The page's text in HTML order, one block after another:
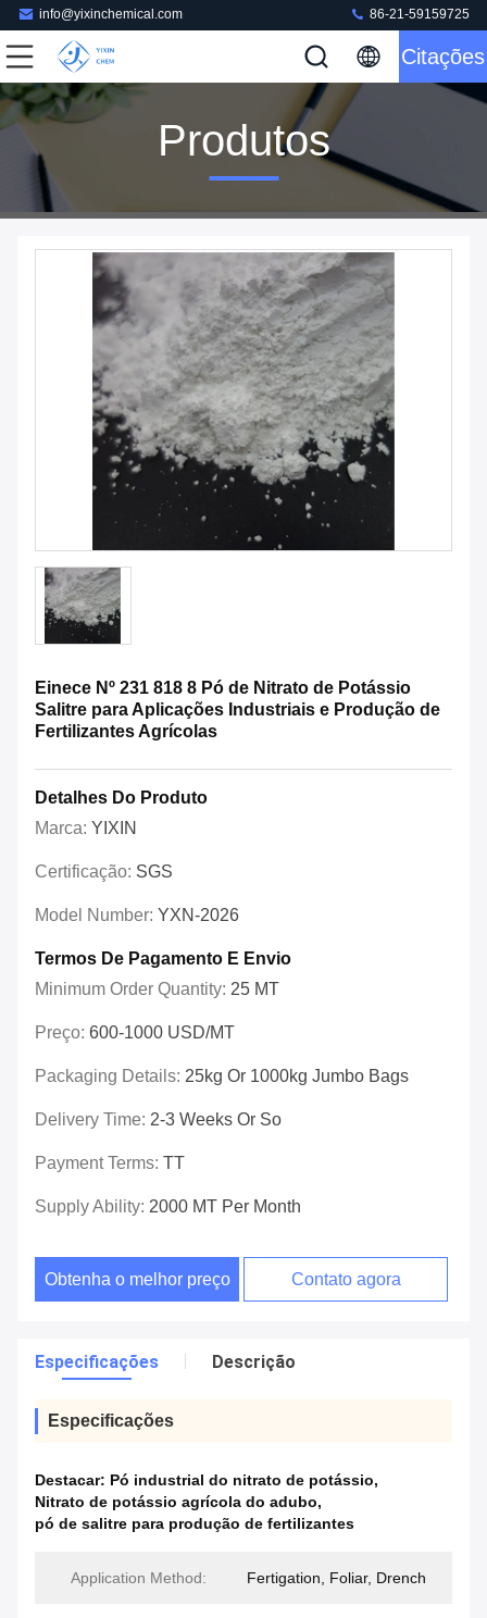
info@yixinchemical.com 86-21-59159725
Citações
Produtos
Einece Nº 231 818 8 Pó de Nitrato de Potássio
Salitre para Aplicações Industriais e Produção de
Fertilizantes Agrícolas
Detalhes Do Produto
Marca: YIXIN
Certificação: SGS
Model Number: YXN-2026
Termos De Pagamento E Envio
Minimum Order Quantity: 25 MT
Preço: 600-1000 USD/MT
Packaging Details: 25kg Or 1000kg Jumbo Bags
Delivery Time: 2-3 Weeks Or So
Payment Terms: TT
Supply Ability: 2000 MT Per Month
Obtenha o melhor preço Contato agora
Especificações Descrição
Especificações
Destacar: Pó industrial do nitrato de potássio,
Nitrato de potássio agrícola do adubo,
pó de salitre para produção de fertilizantes
Application Method: Fertigation, Foliar, Drench